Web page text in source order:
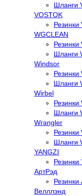
Шланги
VOSTOK
Резинки
WGCLEAN
Резинки
Шланги
Windsor
Резинки
Шланги
Wirbel
Резинки
Шланги
Wrangler
Шланги
YANGZI
Резинки
АртРэд
Резинки
Велллэнд